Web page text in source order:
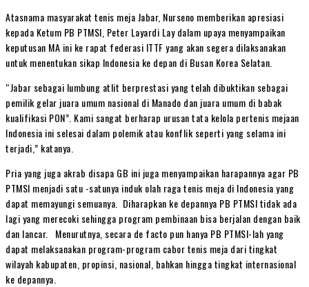
Atasnama masyarakat tenis meja Jabar, Nurseno memberikan apresiasi
kepada Ketum PB PTMSI, Peter Layardi Lay dalam upaya menyampaikan
keputusan MA ini ke rapat federasi ITTF yang akan segera dilaksanakan
untuk menentukan sikap Indonesia ke depan di Busan Korea Selatan.
“Jabar sebagai lumbung atlit berprestasi yang telah dibuktikan sebagai
pemilik gelar juara umum nasional di Manado dan juara umum di babak
kualifikasi PON”. Kami sangat berharap urusan tata kelola pertenis mejaan
Indonesia ini selesai dalam polemik atau konflik seperti yang selama ini
terjadi,” katanya.
Pria yang juga akrab disapa GB ini juga menyampaikan harapannya agar PB
PTMSI menjadi satu -satunya induk olah raga tenis meja di Indonesia yang
dapat memayungi semuanya. Diharapkan ke depannya PB PTMSI tidak ada
lagi yang merecoki sehingga program pembinaan bisa berjalan dengan baik
dan lancar. Menurutnya, secara de facto pun hanya PB PTMSI-lah yang
dapat melaksanakan program-program cabor tenis meja dari tingkat
wilayah kabupaten, propinsi, nasional, bahkan hingga tingkat internasional
ke depannya.